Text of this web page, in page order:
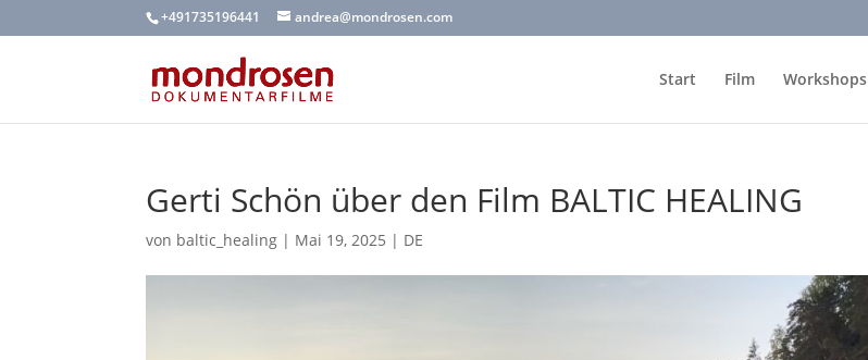
+491735196441 andrea@mondrosen.com
Start Film Workshops
Gerti Schön über den Film BALTIC HEALING
von baltic_healing | Mai 19, 2025 | DE